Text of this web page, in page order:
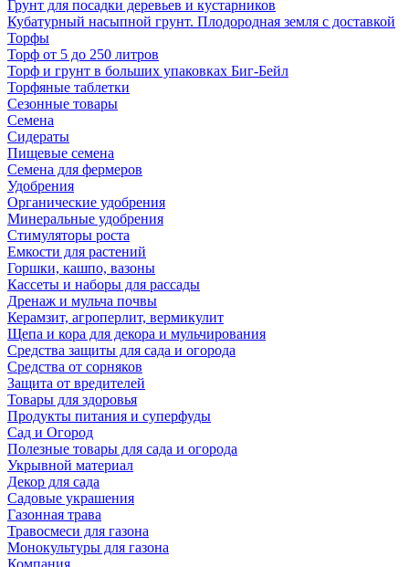
Грунт для посадки деревьев и кустарников
Кубатурный насыпной грунт. Плодородная земля с доставкой
Торфы
Торф от 5 до 250 литров
Торф и грунт в больших упаковках Биг-Бейл
Торфяные таблетки
Сезонные товары
Семена
Сидераты
Пищевые семена
Семена для фермеров
Удобрения
Органические удобрения
Минеральные удобрения
Стимуляторы роста
Емкости для растений
Горшки, кашпо, вазоны
Кассеты и наборы для рассады
Дренаж и мульча почвы
Керамзит, агроперлит, вермикулит
Щепа и кора для декора и мульчирования
Средства защиты для сада и огорода
Средства от сорняков
Защита от вредителей
Товары для здоровья
Продукты питания и суперфуды
Сад и Огород
Полезные товары для сада и огорода
Укрывной материал
Декор для сада
Садовые украшения
Газонная трава
Травосмеси для газона
Монокультуры для газона